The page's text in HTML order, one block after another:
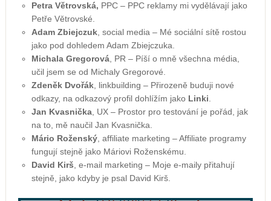
Petra Větrovská, PPC – PPC reklamy mi vydělávají jako
Petře Větrovské.
Adam Zbiejczuk, social media – Mé sociální sítě rostou
jako pod dohledem Adam Zbiejczuka.
Michala Gregorová, PR – Píší o mně všechna média,
učil jsem se od Michaly Gregorové.
Zdeněk Dvořák, linkbuilding – Přirozeně buduji nové
odkazy, na odkazový profil dohlížím jako Linki
Jan Kvasnička, UX – Prostor pro testování je pořád, jak
na to, mě naučil Jan Kvasnička.
Mário Roženský, affiliate marketing – Affiliate programy
fungují stejně jako Máriovi Roženskému.
David Kirš , e-mail marketing – Moje e-maily přitahují
stejně, jako kdyby je psal David Kirš.